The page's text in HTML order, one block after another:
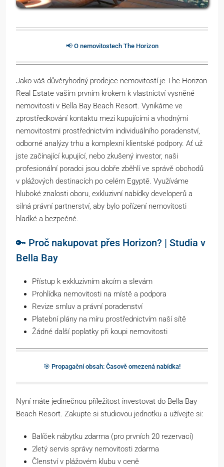
📢 O nemovitostech The Horizon
Jako váš důvěryhodný prodejce nemovitostí je The Horizon
Real Estate vaším prvním krokem k vlastnictví vysněné
nemovitosti v Bella Bay Beach Resort. Vynikáme ve
zprostředkování kontaktu mezi kupujícími a vhodnými
nemovitostmi prostřednictvím individuálního poradenství,
odborné analýzy trhu a komplexní klientské podpory. Ať už
jste začínající kupující, nebo zkušený investor, naši
profesionální poradci jsou dobře zběhlí ve správě obchodů
v plážových destinacích po celém Egyptě. Využíváme
hluboké znalosti oboru, exkluzivní nabídky developerů a
silná právní partnerství, aby bylo pořízení nemovitosti
hladké a bezpečné.
🔑 Proč nakupovat přes Horizon? | Studia v
Bella Bay
Přístup k exkluzivním akcím a slevám
Prohlídka nemovitosti na místě a podpora
Revize smluv a právní poradenství
Platební plány na míru prostřednictvím naší sítě
Žádné další poplatky při koupi nemovitosti
🎯 Propagační obsah: Časově omezená nabídka!
Nyní máte jedinečnou příležitost investovat do Bella Bay
Beach Resort. Zakupte si studiovou jednotku a užívejte si:
Balíček nábytku zdarma (pro prvních 20 rezervací)
2letý servis správy nemovitosti zdarma
Členství v plážovém klubu v ceně